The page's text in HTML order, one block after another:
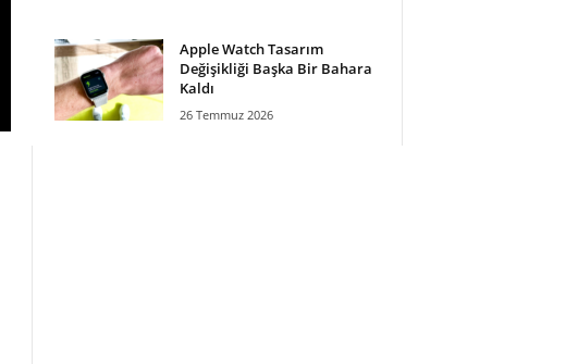
Apple Watch Tasarım
Değişikliği Başka Bir Bahara
Kaldı
26 Temmuz 2026